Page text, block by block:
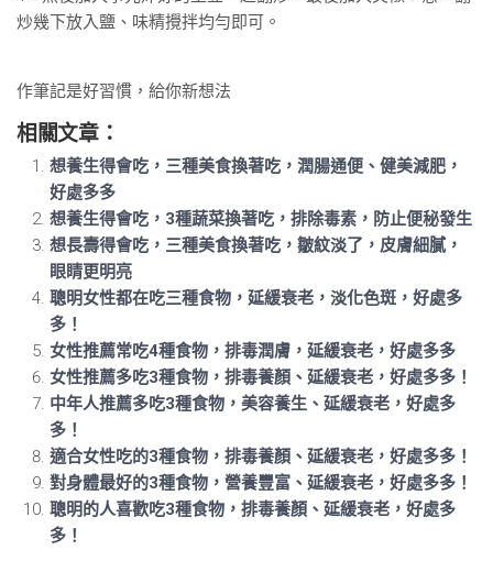
炒幾下放入鹽、味精攪拌均勻即可。
作筆記是好習慣，給你新想法
相關文章：
想養生得會吃，三種美食換著吃，潤腸通便、健美減肥，
好處多多
想養生得會吃，3種蔬菜換著吃，排除毒素，防止便秘發生
想長壽得會吃，三種美食換著吃，皺紋淡了，皮膚細膩，
眼睛更明亮
聰明女性都在吃三種食物，延緩衰老，淡化色斑，好處多
多！
女性推薦常吃4種食物，排毒潤膚，延緩衰老，好處多多
女性推薦多吃3種食物，排毒養顏、延緩衰老，好處多多！
中年人推薦多吃3種食物，美容養生、延緩衰老，好處多
多！
適合女性吃的3種食物，排毒養顏、延緩衰老，好處多多！
對身體最好的3種食物，營養豐富、延緩衰老，好處多多！
聰明的人喜歡吃3種食物，排毒養顏、延緩衰老，好處多
多！